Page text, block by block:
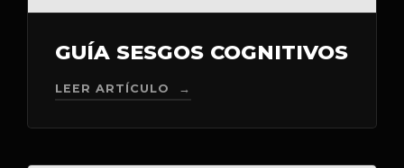
GUÍA SESGOS COGNITIVOS
LEER ARTÍCULO →